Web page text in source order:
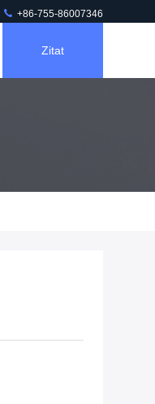
+86-755-86007346
Zitat